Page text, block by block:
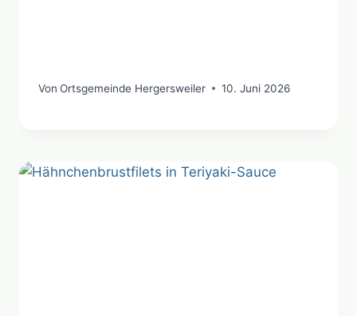
Von Ortsgemeinde Hergersweiler 10. Juni 2026